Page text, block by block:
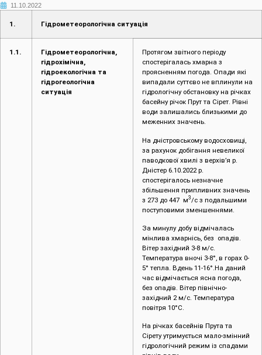
11.10.2022
1. Гідрометеорологічна ситуація
1.1.
Гідрометеорологічна,
гідрохімічна,
гідроекологічна та
гідрогеологічна
ситуація
Протягом звітного періоду
спостерігалась хмарна з
проясненням погода. Опади які
випадали суттєво не вплинули на
гідрологічну обстановку на річках
басейну річок Прут та Сірет. Рівні
води залишались близькими до
меженних значень.
На дністровському водосховищі,
за рахунок добігання невеликої
паводкової хвилі з верхів’я р.
Дністер 6.10.2022 р.
спостерігалось незначне
збільшення припливних значень
з 273 до 447 м3/с з подальшими
поступовими зменшеннями.
За минулу добу відмічалась
мінлива хмарнісь, без опадів.
Вітер західний 3-8 м/с.
Температура вночі 3-8°, в горах 0-
5° тепла. Вдень 11-16°.На даний
час відмічається ясна погода,
без опадів. Вітер північно-
західний 2 м/с. Температура
повітря 10°С.
На річках басейнів Прута та
Сірету утримується мало-змінний
гідрологічний режим із спадами